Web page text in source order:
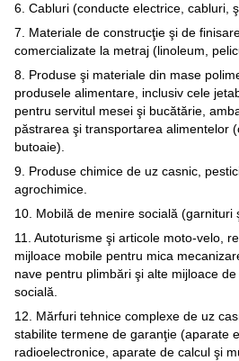
6. Cabluri (conducte electrice, cabluri,
7. Materiale de construcţie şi de
comercializate la metraj (linoleum,
8. Produse şi materiale din mase
produsele alimentare, inclusiv cele
pentru servitul mesei şi bucătărie,
păstrarea şi transportarea alimentelor
butoaie).
9. Produse chimice de uz casnic,
agrochimice.
10. Mobilă de menire socială (garnituri
11. Autoturisme şi articole moto-velo,
mijloace mobile pentru mica
nave pentru plimbări şi alte mijloace
socială.
12. Mărfuri tehnice complexe de uz
stabilite termene de garanţie (aparate
radioelectronice, aparate de calcul şi